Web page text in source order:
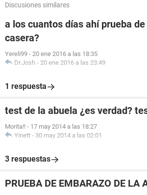
Discusiones similares
a los cuantos días ahí prueba
casera?
Yereli99 - 20 ene 2016 a las 18:35
Dr.Josh - 20 ene 2016 a las 23:49
1 respuesta
test de la abuela ¿es verdad?
Morita!! - 17 may 2014 a las 18:27
Yinett - 30 may 2014 a las 02:01
3 respuestas
PRUEBA DE EMBARAZO DE LA